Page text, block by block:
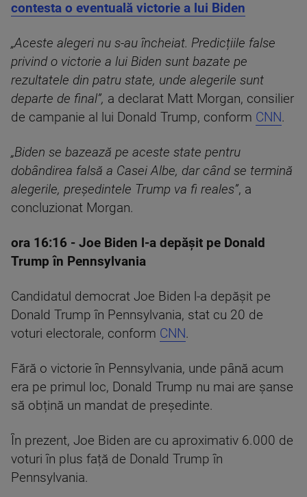
contesta o eventuală victorie a lui Biden
„Aceste alegeri nu s-au încheiat. Predicțiile false
privind o victorie a lui Biden sunt bazate pe
rezultatele din patru state, unde alegerile sunt
departe de final”, a declarat Matt Morgan, consilier
de campanie al lui Donald Trump, conform CNN.
„Biden se bazează pe aceste state pentru
dobândirea falsă a Casei Albe, dar când se termină
alegerile, președintele Trump va fi reales”, a
concluzionat Morgan.
ora 16:16 - Joe Biden l-a depășit pe Donald
Trump în Pennsylvania
Candidatul democrat Joe Biden l-a depășit pe
Donald Trump în Pennsylvania, stat cu 20 de
voturi electorale, conform CNN.
Fără o victorie în Pennsylvania, unde până acum
era pe primul loc, Donald Trump nu mai are șanse
să obțină un mandat de președinte.
În prezent, Joe Biden are cu aproximativ 6.000 de
voturi în plus față de Donald Trump în
Pennsylvania.